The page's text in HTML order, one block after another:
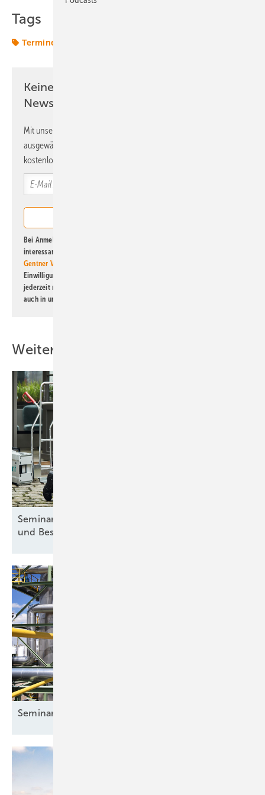
Tags
Termine & Veranstaltungen
Keine Zeit? Kein Problem mit dem ERE
Newsletter!
Mit unserem Newsletter erhalten Sie regelmäßig von uns
ausgewählte Informationen und Neuigkeiten, gebündelt und
kostenlos direkt ins Postfach.
Bei Anmeldung zu diesem Newsletter bin ich damit einverstanden, über
interessante Verlags- und Online-Angebote
Gentner Verlag GmbH & Co. KG
Einwilligung kann ich jederzeit widerrufen und eine Abmeldung ist
jederzeit möglich. Informationen zum Umgang mit Daten finden Sie
auch in unserer
Weitere Inhalte
Seminar: Wärmepumpensysteme in Neubauten
und
Bestandsimmobilien
Seminar: Wasserstoff für